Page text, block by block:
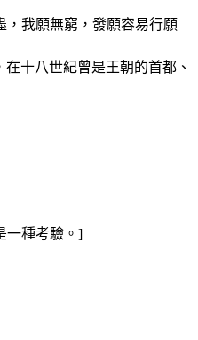
我願無窮，發願容易行願
八世紀曾是王朝的首都、
種考驗。]